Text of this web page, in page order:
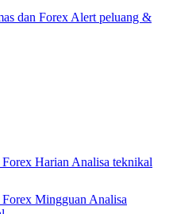
dan Forex Alert peluang &
Harian Analisa teknikal
Mingguan Analisa